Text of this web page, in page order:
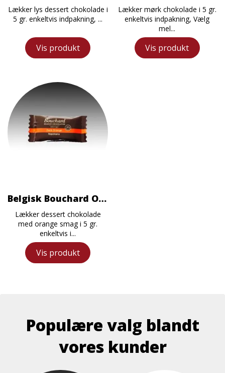
Lækker lys dessert chokolade i
5 gr. enkeltvis indpakning, ...
Vis produkt
Lækker mørk chokolade i 5 gr.
enkeltvis indpakning, Vælg
mel...
Vis produkt
Belgisk Bouchard Orange Chokolade
Lækker dessert chokolade
med orange smag i 5 gr.
enkeltvis i...
Vis produkt
Populære valg blandt
vores kunder